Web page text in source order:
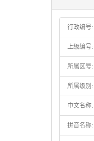
行政编号:
上级编号:
所属区号:
所属级别:
中文名称:
拼音名称: